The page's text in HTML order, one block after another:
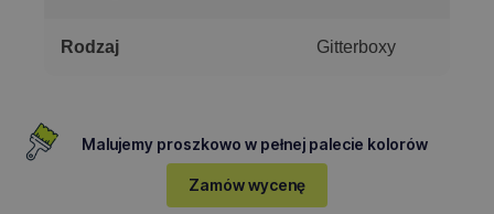
Rodzaj Gitterboxy
Malujemy proszkowo w pełnej palecie kolorów
Zamów wycenę